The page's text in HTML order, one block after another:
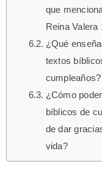
que
Reina Valera
¿Qué
textos
cumpleaños?
¿Cómo
bíblicos de
de dar
vida?